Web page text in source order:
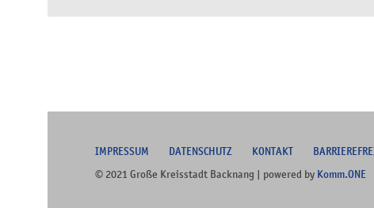
IMPRESSUM DATENSCHUTZ KONTAKT B
© 2021 Große Kreisstadt Backnang | powered by Komm.ONE